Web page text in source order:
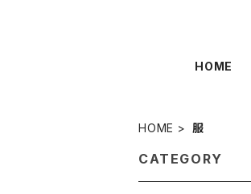
HOME
HOME 服
CATEGORY